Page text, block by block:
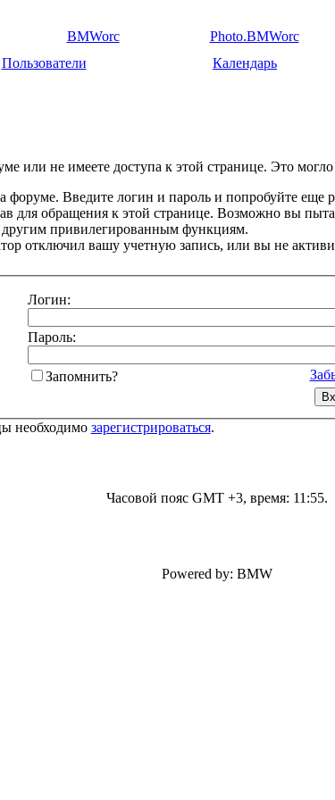
BMWorc Photo.BMWorc
Пользователи Календарь
или не имеете доступа к этой странице. Это
форуме. Введите логин и пароль и попробуйте еще
для обращения к этой странице. Возможно вы
другим привилегированным функциям.
отключил вашу учетную запись, или вы не
Логин:
Пароль:
Запомнить?
необходимо зарегистрироваться.
Часовой пояс GMT +3, время: 11:55.
Powered by: BMW